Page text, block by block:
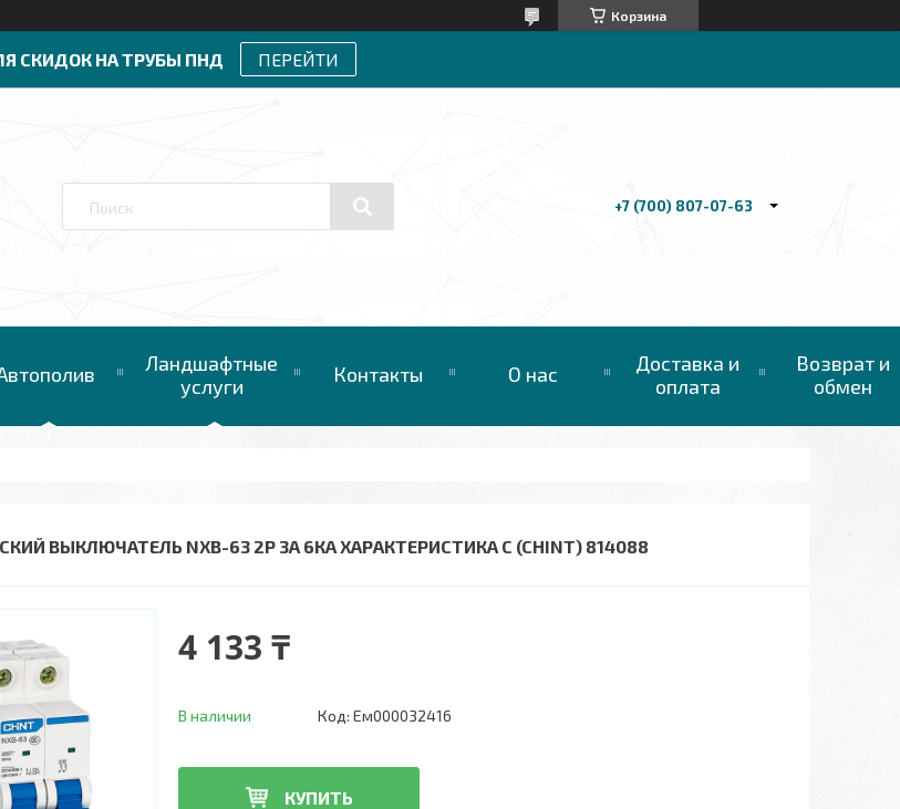
Корзина
СКИДОК НА ТРУБЫ ПНД ПЕРЕЙТИ
+7 (700) 807-07-63
Ландшафтные
услуги
Контакты О нас
Доставка и
оплата
Возврат и
обмен
ВЫКЛЮЧАТЕЛЬ NXB-63 2P 3A 6КА ХАРАКТЕРИСТИКА C (CHINT) 814088
4 133 ₸
В наличии Код: Ем000032416
КУПИТЬ